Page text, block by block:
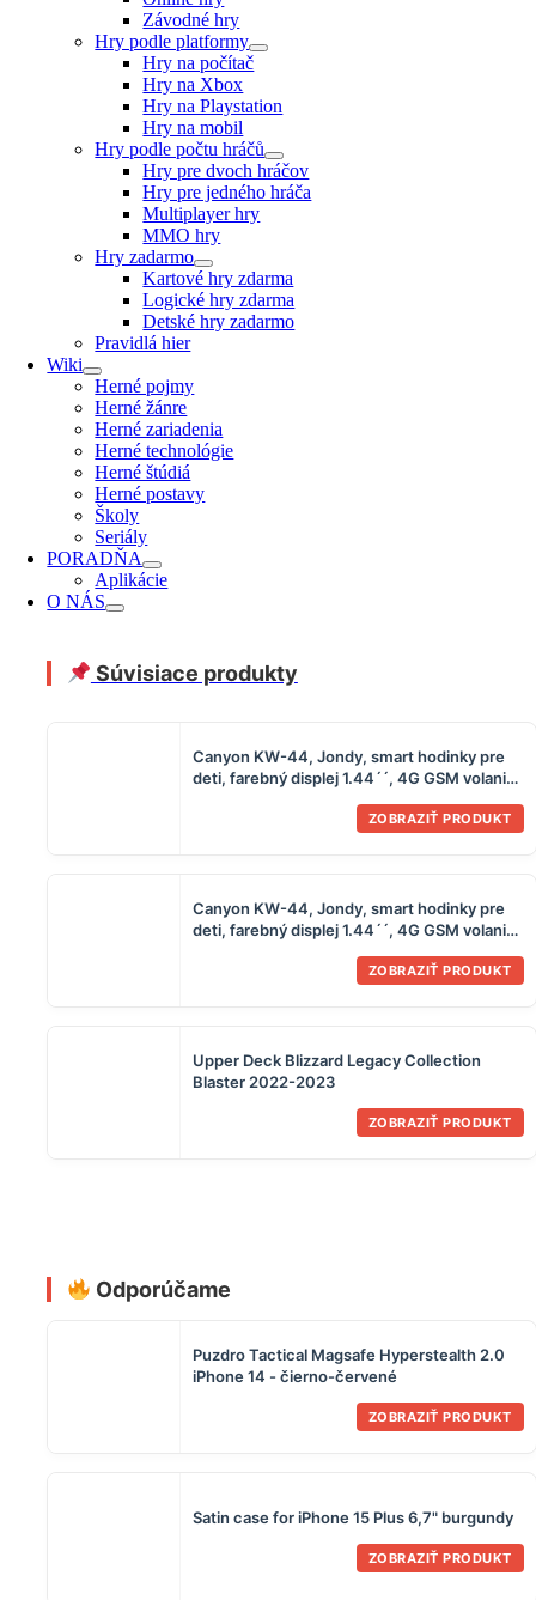
Závodné hry
Hry podle platformy
Hry na počítač
Hry na Xbox
Hry na Playstation
Hry na mobil
Hry podle počtu hráčů
Hry pre dvoch hráčov
Hry pre jedného hráča
Multiplayer hry
MMO hry
Hry zadarmo
Kartové hry zdarma
Logické hry zdarma
Detské hry zadarmo
Pravidlá hier
Wiki
Herné pojmy
Herné žánre
Herné zariadenia
Herné technológie
Herné štúdiá
Herné postavy
Školy
Seriály
PORADŇA
Aplikácie
O NÁS
Súvisiace produkty
Canyon KW-44, Jondy, smart hodinky pre
deti, farebný displej 1.44´´, 4G GSM volania,
ZOBRAZIŤ PRODUKT
Canyon KW-44, Jondy, smart hodinky pre
deti, farebný displej 1.44´´, 4G GSM volania,
ZOBRAZIŤ PRODUKT
Upper Deck Blizzard Legacy Collection
Blaster 2022-2023
ZOBRAZIŤ PRODUKT
Odporúčame
Puzdro Tactical Magsafe Hyperstealth 2.0
iPhone 14 - čierno-červené
ZOBRAZIŤ PRODUKT
Satin case for iPhone 15 Plus 6,7" burgundy
ZOBRAZIŤ PRODUKT